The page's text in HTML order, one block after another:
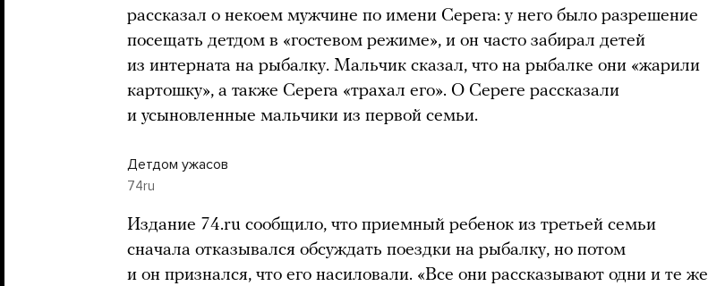
рассказал о некоем мужчине по имени Серега: у него было разрешение
посещать детдом в «гостевом режиме», и он часто забирал детей
из интерната на рыбалку. Мальчик сказал, что на рыбалке они «жарили
картошку», а также Серега «трахал его». О Сереге рассказали
и усыновленные мальчики из первой семьи.
Детдом ужасов
74ru
Издание 74.ru сообщило, что приемный ребенок из третьей семьи
сначала отказывался обсуждать поездки на рыбалку, но потом
и он признался, что его насиловали. «Все они рассказывают одни и те же